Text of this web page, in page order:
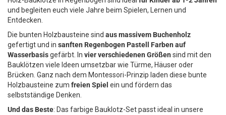
und begleiten euch viele Jahre beim Spielen, Lernen und
Entdecken.
Die bunten Holzbausteine sind aus massivem Buchenholz
gefertigt und in sanften Regenbogen Pastell Farben auf
Wasserbasisgefärbt. In vier verschiedenen Größen sind mit den
Bauklötzen viele Ideen umsetzbar wie Türme, Häuser oder
Brücken. Ganz nach dem Montessori-Prinzip laden diese bunte
Holzbausteine zum freien Spiel ein und fördern das
selbstständige Denken.
Und das Beste: Das farbige Bauklotz-Set passt ideal in unsere